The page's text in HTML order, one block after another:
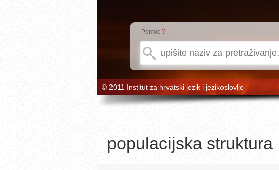
Pomoć ?
© 2011 Institut za hrvatski jezik i jezikoslovlje
populacijska struktura